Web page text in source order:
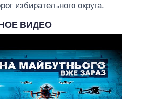
избирательного округа.
ВИДЕО